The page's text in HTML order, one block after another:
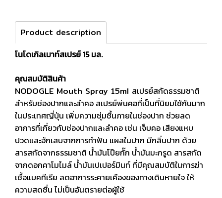
Product description
โนโดเกิลเมาท์สเปรย์ 15 มล.
คุณสมบัติสินค้า
NODOGLE Mouth Spray 15ml สเปรย์สกัดธรรมชาติ
ลำหรับช่องปากและลำคอ สเปรย์พ่นคอที่เป็นที่นิยมใช้กันมาก
ในประเทศญี่ปุ่น เพิ่มความชุ่มชื้นภายในช่องปาก ช่วยลด
อาการที่เกี่ยวกับช่องปากและลำคอ เช่น เจ็บคอ เสียงแหบ
ปวดและอักเสบจากการทำฟัน แผลในปาก มีกลิ่นปาก ด้วย
สารสกัดจากธรรมชาติ น้ำมันโป๊ยกั๊ก น้ำมันมะกรูด สารสกัด
จากดอกคาโมไมล์ น้ำมันเปเปอร์มินท์ ที่มีคุณสมบัติในการฆ่า
เชื้อแบคทีเรีย ลดอาการระคายเคืองของทางเดินหายใจ ให้
ความสดชื่น ไม่เป็นอันตรายต่อผู้ใช้